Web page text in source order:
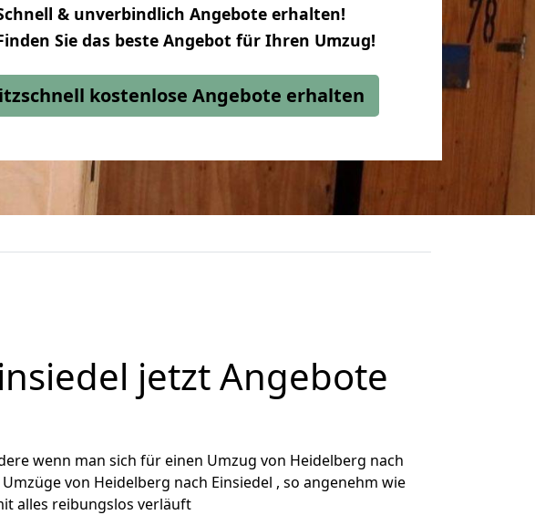
& unverbindlich Angebote erhalten!
Sie das beste Angebot für Ihren Umzug!
kostenlose Angebote erhalten
jetzt Angebote
wenn man sich für einen Umzug von Heidelberg nach
von Heidelberg nach Einsiedel , so angenehm wie
alles reibungslos verläuft